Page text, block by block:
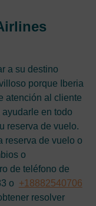
a su destino
porque Iberia
atención al cliente
en todo
reserva de vuelo.
reserva de vuelo o
o
de teléfono de
o +18882540706
resolver